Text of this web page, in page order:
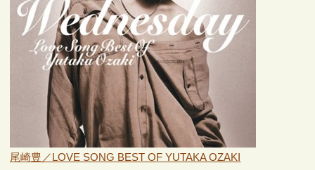
尾崎豊／LOVE SONG BEST OF YUTAKA OZAKI